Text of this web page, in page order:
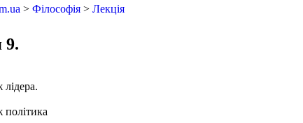
> Філософія > Лекція
9.
лідера.
політика